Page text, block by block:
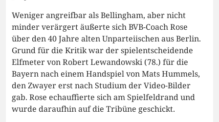
Weniger angreifbar als Bellingham, aber nicht
minder verärgert äußerte sich BVB-Coach Rose
über den 40 Jahre alten Unparteiischen aus Berlin.
Grund für die Kritik war der spielentscheidende
Elfmeter von Robert Lewandowski (78.) für die
Bayern nach einem Handspiel von Mats Hummels,
den Zwayer erst nach Studium der Video-Bilder
gab. Rose echauffierte sich am Spielfeldrand und
wurde daraufhin auf die Tribüne geschickt.